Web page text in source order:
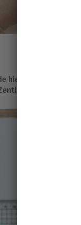
hier beim
vom Rand